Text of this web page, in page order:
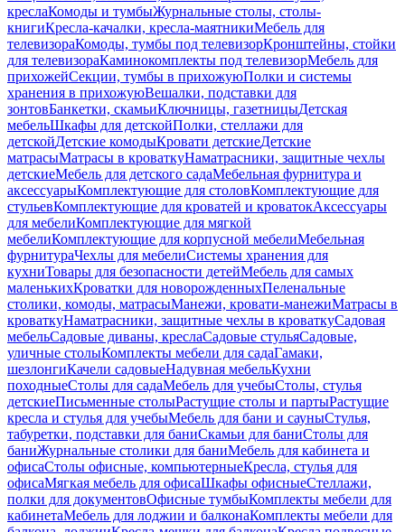
креслаКомоды и тумбыЖурнальные столы, столы-
книгиКресла-качалки, кресла-маятникиМебель для
телевизораКомоды, тумбы под телевизорКронштейны, стойки
для телевизораКаминокомплекты под телевизорМебель для
прихожейСекции, тумбы в прихожуюПолки и системы
хранения в прихожуюВешалки, подставки для
зонтовБанкетки, скамьиКлючницы, газетницыДетская
мебельШкафы для детскойПолки, стеллажи для
детскойДетские комодыКровати детскиеДетские
матрасыМатрасы в кроваткуНаматрасники, защитные чехлы
детскиеМебель для детского садаМебельная фурнитура и
аксессуарыКомплектующие для столовКомплектующие для
стульевКомплектующие для кроватей и кроватокАксессуары
для мебелиКомплектующие для мягкой
мебелиКомплектующие для корпусной мебелиМебельная
фурнитураЧехлы для мебелиСистемы хранения для
кухниТовары для безопасности детейМебель для самых
маленькихКроватки для новорожденныхПеленальные
столики, комоды, матрасыМанежи, кровати-манежиМатрасы в
кроваткуНаматрасники, защитные чехлы в кроваткуСадовая
мебельСадовые диваны, креслаСадовые стульяСадовые,
уличные столыКомплекты мебели для садаГамаки,
шезлонгиКачели садовыеНадувная мебельКухни
походныеСтолы для садаМебель для учебыСтолы, стулья
детскиеПисьменные столыРастущие столы и партыРастущие
кресла и стулья для учебыМебель для бани и сауныСтулья,
табуретки, подставки для баниСкамьи для баниСтолы для
баниЖурнальные столики для баниМебель для кабинета и
офисаСтолы офисные, компьютерныеКресла, стулья для
офисаМягкая мебель для офисаШкафы офисныеСтеллажи,
полки для документовОфисные тумбыКомплекты мебели для
кабинетаМебель для лоджии и балконаКомплекты мебели для